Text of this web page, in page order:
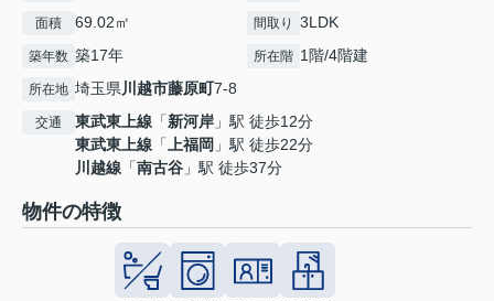
面積 69.02㎡ 間取り 3LDK
築年数 築17年 所在階 1階/4階建
所在地 埼玉県川越市藤原町7-8
交通 東武東上線 「新河岸 」駅 徒歩12分
東武東上線 「 上福岡 」駅 徒歩22分
川越線 「南古谷 」駅 徒歩37分
物件の特徴